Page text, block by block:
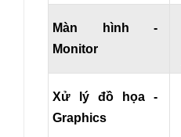
Màn hình -
Monitor
Xử lý đồ họa -
Graphics